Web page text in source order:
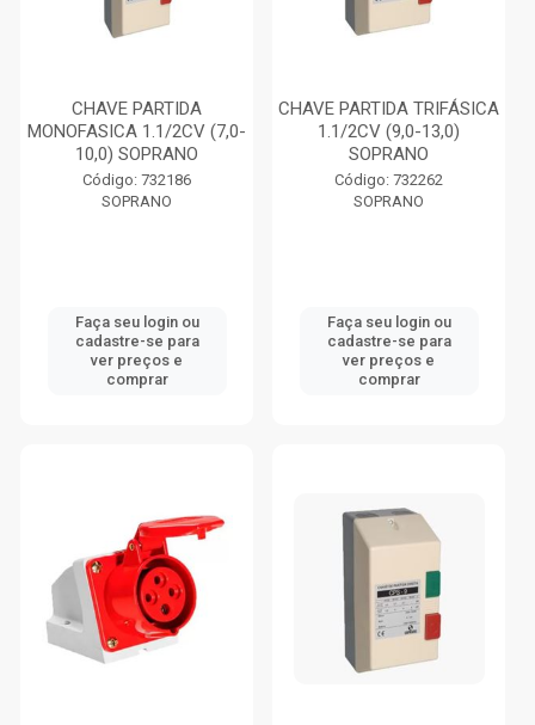
CHAVE PARTIDA
MONOFASICA 1.1/2CV (7,0-
10,0) SOPRANO
Código: 732186
SOPRANO
Faça seu login ou
cadastre-se para
ver preços e
comprar
CHAVE PARTIDA TRIFÁSICA
1.1/2CV (9,0-13,0)
SOPRANO
Código: 732262
SOPRANO
Faça seu login ou
cadastre-se para
ver preços e
comprar